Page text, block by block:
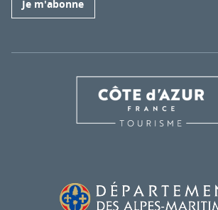
Je m'abonne